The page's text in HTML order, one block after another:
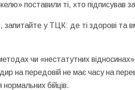
поставили ті, хто підписував
у ТЦК: де ті здорові та
чи «нестатутних
на передовій не має часу на
бійців.